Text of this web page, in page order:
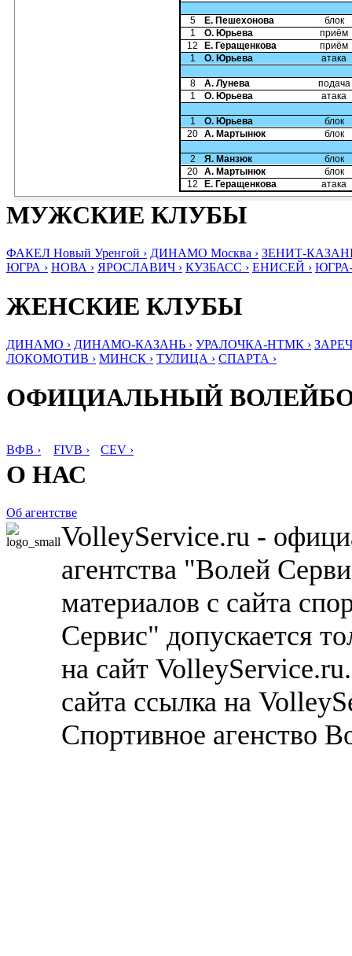
5 Е. Пешехонова
блок
1
О. Юрьева
приём
12
Е. Геращенкова
приём
1
О. Юрьева атака
8 А. Лунева
подача
1
О. Юрьева атака
1 О. Юрьева
блок
20 А. Мартынюк блок
2 Я. Манзюк
блок
20 А. Мартынюк
блок
12
Е. Геращенкова атака
МУЖСКИЕ КЛУБЫ
ФАКЕЛ Новый Уренгой › ДИНАМО Москва › ЗЕНИТ-
ЮГРА › НОВА › ЯРОСЛАВИЧ › КУЗБАСС › ЕНИСЕЙ ›
ЖЕНСКИЕ КЛУБЫ
ДИНАМО › ДИНАМО-КАЗАНЬ › УРАЛОЧКА-НТМК ›
ЛОКОМОТИВ › МИНСК › ТУЛИЦА › СПАРТА ›
ОФИЦИАЛЬНЫЙ
ВФВ › FIVB › CEV ›
О НАС
Об агентстве
VolleyService.ru -
агентства "Волей
материалов с сайта
Сервис" допускается
на сайт
сайта ссылка на
Спортивное агенство